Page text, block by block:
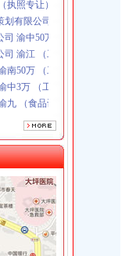
有限公司
渝中50万 （工商注册）
渝江 （工商注册）
50万 （工商注册）
中3万 （工商注册）
九 （食品许可证）
渝江25万 （工商注册）
任公司 渝北800万 （进出口权）
限公司 渝大10万 （工商注册）
庆分公司 渝江 （工商注册）